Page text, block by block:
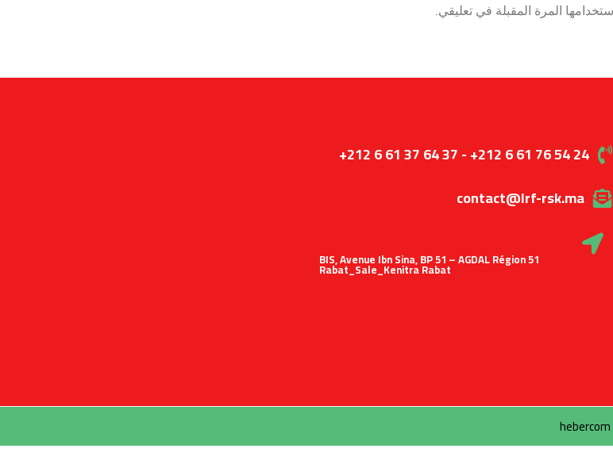
المرة المقبلة في تعليقي.
+212 6 61 37 64 37 - +212 6 61 76 54 24
contact@lrf-rsk.ma
51 BIS, Avenue Ibn Sina, BP 51 – AGDAL Région
Rabat_Sale_Kenitra Rabat
hebercom